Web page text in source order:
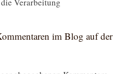
im Blog auf der